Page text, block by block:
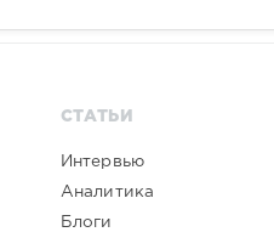
СТАТЬИ
Интервью
Аналитика
Блоги